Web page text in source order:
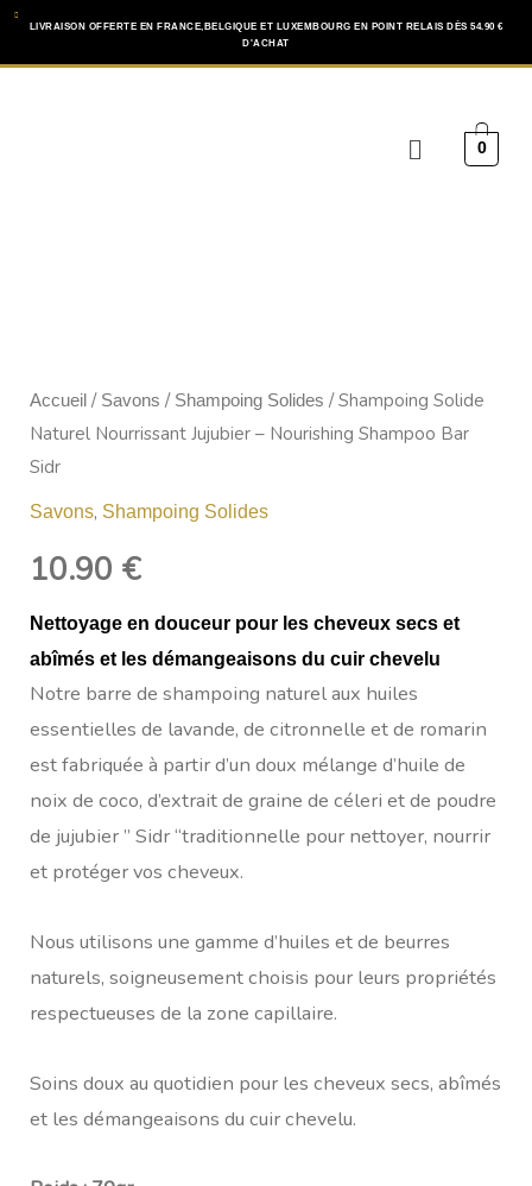
Aller LIVRAISON OFFERTE EN FRANCE,BELGIQUE ET LUXEMBOURG EN POINT RELAIS DÈS 54.90 €
D'ACHAT
Menu 0
Accueil / Savons / Shampoing Solides / Shampoing Solide
Naturel Nourrissant Jujubier – Nourishing Shampoo Bar
Sidr
Savons, Shampoing Solides
10.90 €
Nettoyage en douceur pour les cheveux secs et
abîmés et les démangeaisons du cuir chevelu
Notre barre de shampoing naturel aux huiles
essentielles de lavande, de citronnelle et de romarin
est fabriquée à partir d’un doux mélange d’huile de
noix de coco, d’extrait de graine de céleri et de poudre
de jujubier ” Sidr “traditionnelle pour nettoyer, nourrir
et protéger vos cheveux.
Nous utilisons une gamme d’huiles et de beurres
naturels, soigneusement choisis pour leurs propriétés
respectueuses de la zone capillaire.
Soins doux au quotidien pour les cheveux secs, abîmés
et les démangeaisons du cuir chevelu.